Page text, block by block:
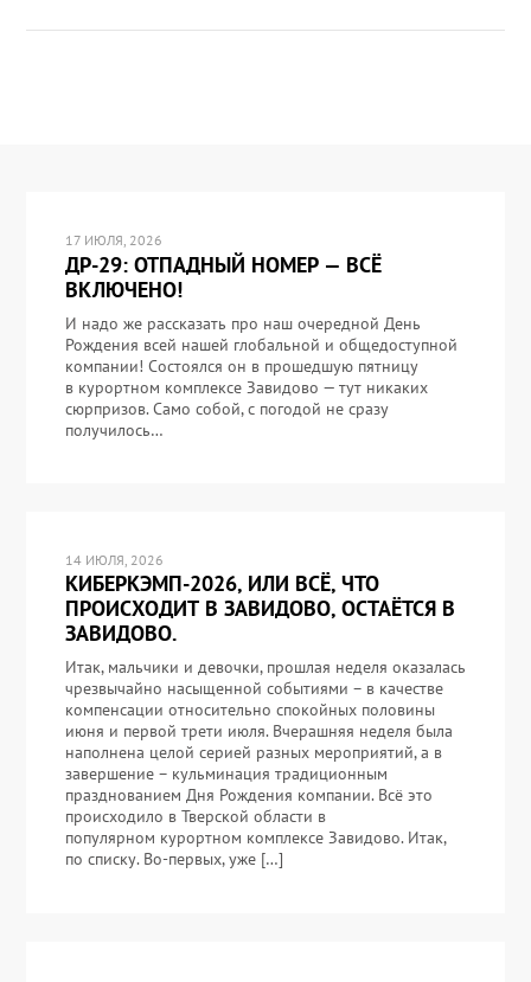
17 ИЮЛЯ, 2026
ДР-29: ОТПАДНЫЙ НОМЕР — ВСЁ
ВКЛЮЧЕНО!
И надо же рассказать про наш очередной День
Рождения всей нашей глобальной и общедоступной
компании! Состоялся он в прошедшую пятницу
в курортном комплексе Завидово — тут никаких
сюрпризов. Само собой, с погодой не сразу
получилось…
14 ИЮЛЯ, 2026
КИБЕРКЭМП-2026, ИЛИ ВСЁ, ЧТО
ПРОИСХОДИТ В ЗАВИДОВО, ОСТАЁТСЯ В
ЗАВИДОВО.
Итак, мальчики и девочки, прошлая неделя оказалась
чрезвычайно насыщенной событиями – в качестве
компенсации относительно спокойных половины
июня и первой трети июля. Вчерашняя неделя была
наполнена целой серией разных мероприятий, а в
завершение – кульминация традиционным
празднованием Дня Рождения компании. Всё это
происходило в Тверской области в
популярном курортном комплексе Завидово. Итак,
по списку. Во-первых, уже […]